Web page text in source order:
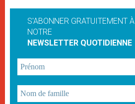
S'ABONNER GRATUITEMENT À
NOTRE
NEWSLETTER QUOTIDIENNE